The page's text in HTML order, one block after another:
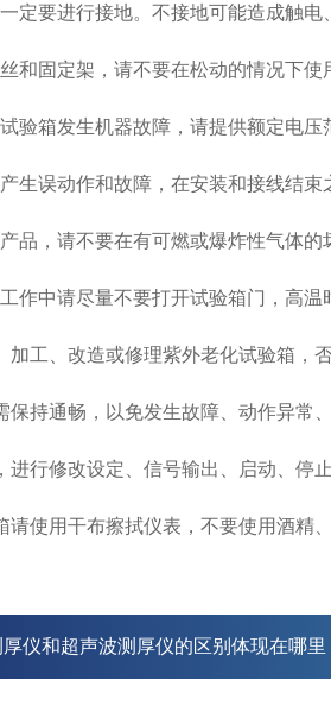
要进行接地。不接地可能造成触电
固定架，请不要在松动的情况下使
箱发生机器故障，请提供额定电压
误动作和故障，在安装和接线结束
，请不要在有可燃或爆炸性气体的
工作中请尽量不要打开试验箱门，高
工、改造或修理紫外老化试验箱，
持通畅，以免发生故障、动作异常
修改设定、信号输出、启动、停
用干布擦拭仪表，不要使用酒精、
仪和超声波测厚仪的区别体现在哪里